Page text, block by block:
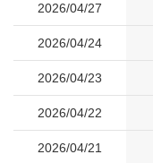
2026/04/27
2026/04/24
2026/04/23
2026/04/22
2026/04/21